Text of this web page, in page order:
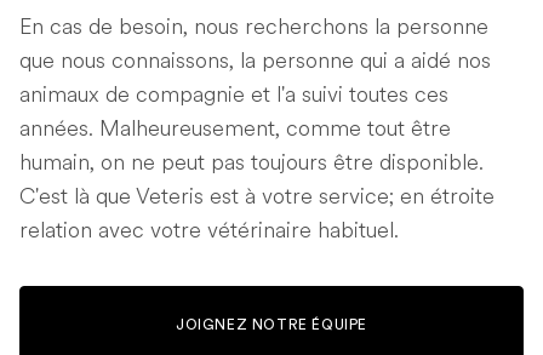
En cas de besoin, nous recherchons la personne
que nous connaissons, la personne qui a aidé nos
animaux de compagnie et l'a suivi toutes ces
années. Malheureusement, comme tout être
humain, on ne peut pas toujours être disponible.
C'est là que Veteris est à votre service; en étroite
relation avec votre vétérinaire habituel.
JOIGNEZ NOTRE ÉQUIPE